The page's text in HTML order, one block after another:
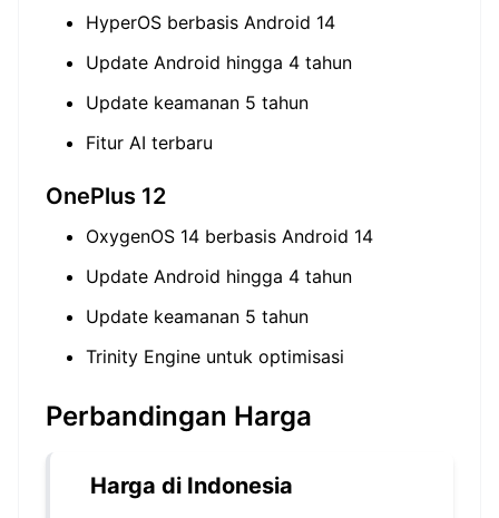
HyperOS berbasis Android 14
Update Android hingga 4 tahun
Update keamanan 5 tahun
Fitur AI terbaru
OnePlus 12
OxygenOS 14 berbasis Android 14
Update Android hingga 4 tahun
Update keamanan 5 tahun
Trinity Engine untuk optimisasi
Perbandingan Harga
Harga di Indonesia